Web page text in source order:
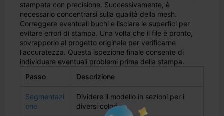
stampata con precisione. Successivamente, è
necessario concentrarsi sulla qualità della mesh.
Correggere eventuali buchi e lisciare le superfici per
evitare errori di stampa. Una volta che il file è pronto,
sovrapporlo al progetto originale per verificarne
l'accuratezza. Questa ispezione finale consente di
individuare eventuali problemi prima della stampa.
Passo
Descrizione
Segmentazi
one
Dividere il modello in sezioni per i
diversi colori.